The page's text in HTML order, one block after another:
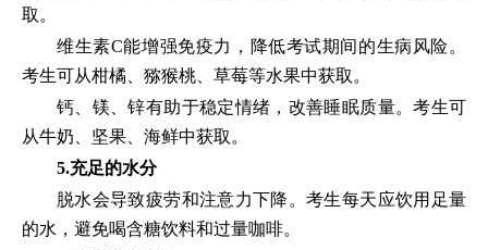
取。
维生素C能增强免疫力，降低考试期间的生病风险。
考生可从柑橘、猕猴桃、草莓等水果中获取。
钙、镁、锌有助于稳定情绪，改善睡眠质量。考生可
从牛奶、坚果、海鲜中获取。
5.充足的水分
脱水会导致疲劳和注意力下降。考生每天应饮用足量
的水，避免喝含糖饮料和过量咖啡。